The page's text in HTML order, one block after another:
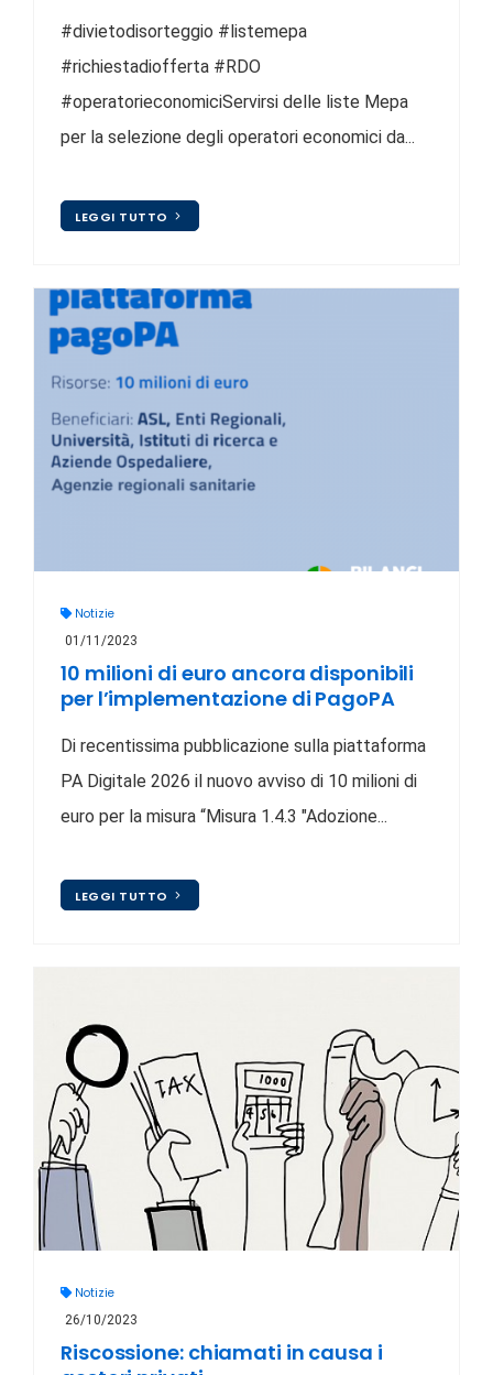
#divietodisorteggio #listemepa
#richiestadiofferta #RDO
#operatorieconomiciServirsi delle liste Mepa
per la selezione degli operatori economici da...
LEGGI TUTTO
Notizie
01/11/2023
10 milioni di euro ancora disponibili
per l’implementazione di PagoPA
Di recentissima pubblicazione sulla piattaforma
PA Digitale 2026 il nuovo avviso di 10 milioni di
euro per la misura “Misura 1.4.3 "Adozione...
LEGGI TUTTO
Notizie
26/10/2023
Riscossione: chiamati in causa i